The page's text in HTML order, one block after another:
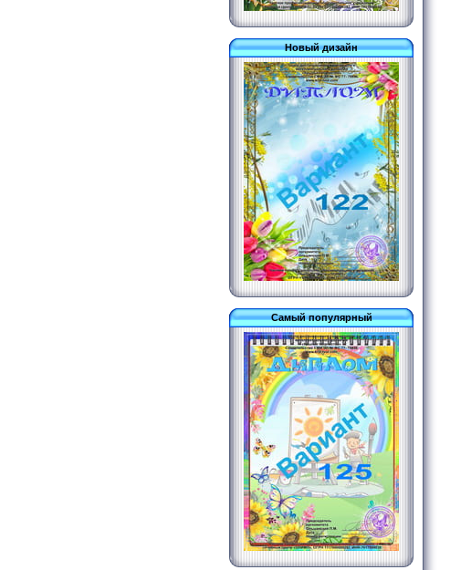
Новый дизайн
Самый популярный